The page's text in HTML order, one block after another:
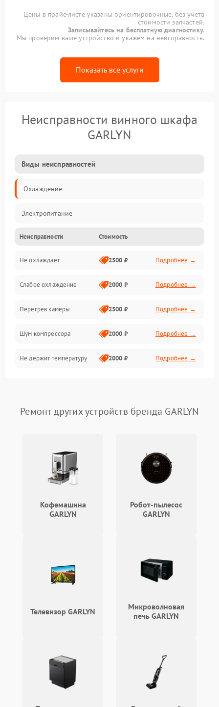
Цены в прайс-листе указаны ориентировочные, без учета
стоимости запчастей.
Записывайтесь на бесплатную диагностику.
Мы проверим ваше устройство и укажем на неисправность.
Показать все услуги
Неисправности винного шкафа
GARLYN
Виды неисправностей
Охлаждение
Электропитание
Неисправности Стоимость
Не охлаждает 2500 ₽ Подробнее →
Слабое охлаждение 2000 ₽ Подробнее →
Перегрев камеры 2500 ₽ Подробнее →
Шум компрессора 2000 ₽ Подробнее →
Не держит температуру 2000 ₽ Подробнее →
Ремонт других устройств бренда GARLYN
Кофемашина
GARLYN
Робот-пылесос
GARLYN
Телевизор GARLYN
Микроволновая
печь GARLYN